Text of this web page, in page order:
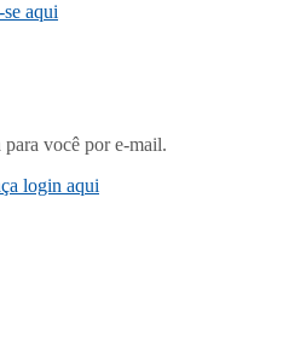
aqui
para você por e-mail.
login aqui